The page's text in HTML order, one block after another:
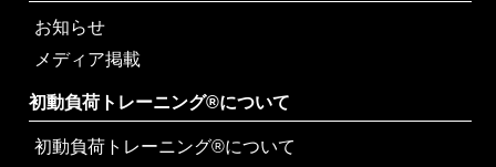
お知らせ
メディア掲載
初動負荷トレーニング®について
初動負荷トレーニング®について